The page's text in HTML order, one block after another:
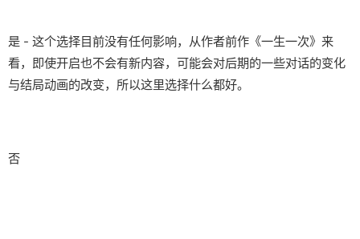
是 - 这个选择目前没有任何影响，从作者前作《一生一次》来
看，即使开启也不会有新内容，可能会对后期的一些对话的变化
与结局动画的改变，所以这里选择什么都好。
否